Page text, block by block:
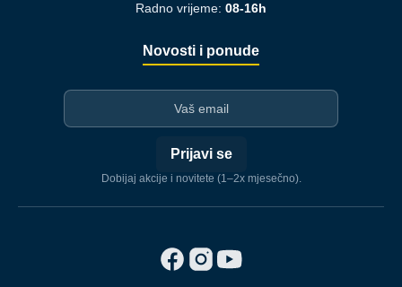
Radno vrijeme: 08-16h
Novosti i ponude
Prijavi se
Dobijaj akcije i novitete (1–2x mjesečno).